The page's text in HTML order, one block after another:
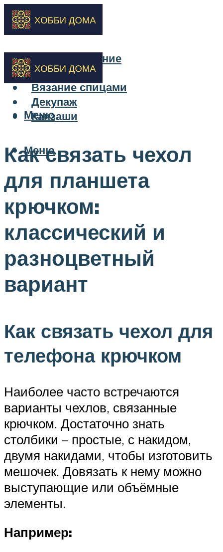
Бисероплетение
Вышивка
Вязание спицами
Декупаж
Канзаши
Меню
Меню
Как связать чехол
для планшета
крючком:
классический и
разноцветный
вариант
Как связать чехол для
телефона крючком
Наиболее часто встречаются
варианты чехлов, связанные
крючком. Достаточно знать
столбики – простые, с накидом,
двумя накидами, чтобы изготовить
мешочек. Довязать к нему можно
выступающие или объёмные
элементы.
Например: